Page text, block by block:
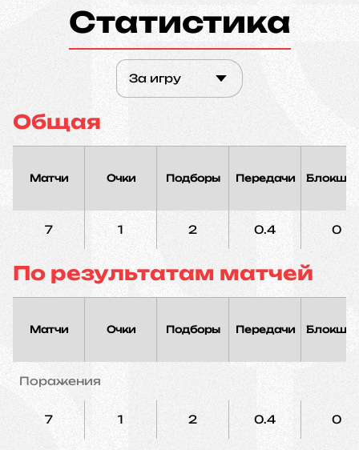
Статистика
За игру
Общая
Матчи Очки Подборы Передачи
7 1 2 0.4 0
По результатам матчей
Матчи Очки Подборы Передачи
Поражения
7 1 2 0.4 0